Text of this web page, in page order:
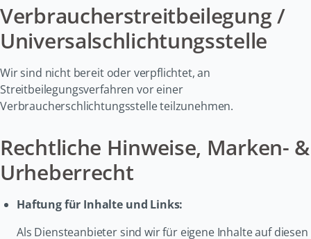
Verbraucherstreitbeilegung /
Universalschlichtungsstelle
Wir sind nicht bereit oder verpflichtet, an
Streitbeilegungsverfahren vor einer
Verbraucherschlichtungsstelle teilzunehmen.
Rechtliche Hinweise, Marken- &
Urheberrecht
Haftung für Inhalte und Links:
Als Diensteanbieter sind wir für eigene Inhalte auf diesen